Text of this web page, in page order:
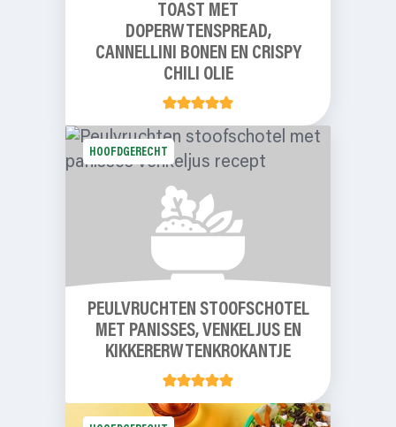
TOAST MET
DOPERWTENSPREAD,
CANNELLINI BONEN EN CRISPY
CHILI OLIE
HOOFDGERECHT
PEULVRUCHTEN STOOFSCHOTEL
MET PANISSES, VENKELJUS EN
KIKKERERWTENKROKANTJE